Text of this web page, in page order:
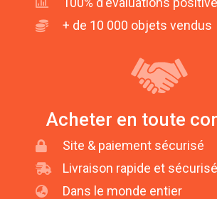
+ de 10 000 objets vendus
Acheter en toute
Site & paiement sécurisé
Livraison rapide et
Dans le monde entier